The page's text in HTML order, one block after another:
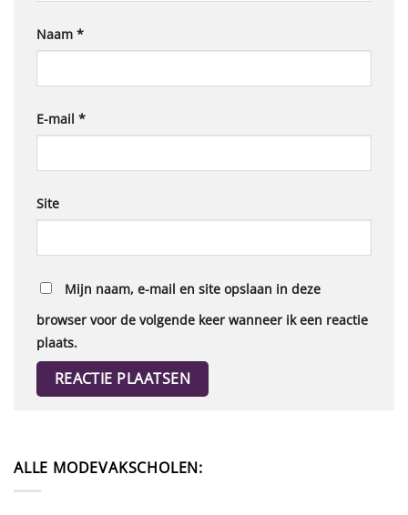
Naam *
E-mail *
Site
Mijn naam, e-mail en site opslaan in deze
browser voor de volgende keer wanneer ik een reactie
plaats.
ALLE MODEVAKSCHOLEN: